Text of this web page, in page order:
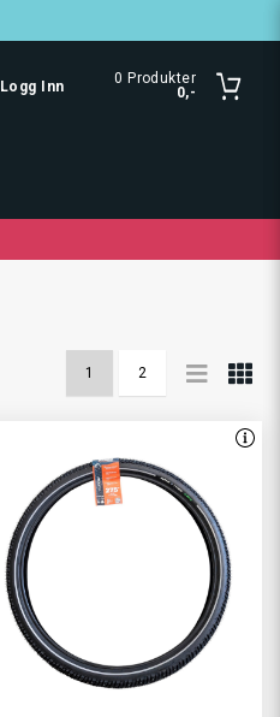
Logg Inn 0 Produkter
0,-
1 2